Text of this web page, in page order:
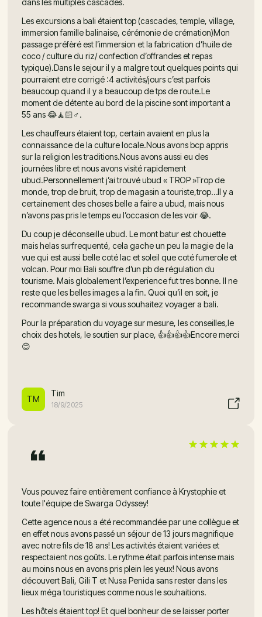
dans les multiples cascades.
Les excursions a bali étaient top (cascades, temple, village,
immersion famille balinaise, cérémonie de crémation)Mon
passage préfèré est l’immersion et la fabrication d’huile de
coco / culture du riz/ confection d’offrandes et repas
typique).Dans le sejour il y a malgre tout quelques points qui
pourraient etre corrigé :4 activités/jours c’est parfois
beaucoup quand il y a beaucoup de tps de route.Le
moment de détente au bord de la piscine sont important a
55 ans 😂🧘🏻♂️.
Les chauffeurs étaient top, certain avaient en plus la
connaissance de la culture locale.Nous avons bcp appris
sur la religion les traditions.Nous avons aussi eu des
journées libre et nous avons visité rapidement
ubud.Personnellement j’ai trouvé ubud « TROP »Trop de
monde, trop de bruit, trop de magasin a touriste,trop…Il y a
certainement des choses belle a faire a ubud, mais nous
n’avons pas pris le temps eu l’occasion de les voir 😂.
Du coup je déconseille ubud. Le mont batur est chouette
mais helas surfrequenté, cela gache un peu la magie de la
vue qui est aussi belle coté lac et soleil que coté fumerole et
volcan. Pour moi Bali souffre d’un pb de régulation du
tourisme. Mais globalement l’experience fut tres bonne. Il ne
reste que les belles images a la fin. Quoi qu’il en soit, je
recommande swarga si vous souhaitez voyager a bali.
Pour la préparation du voyage sur mesure, les conseilles,le
choix des hotels, le soutien sur place, 👍👍👍👍Encore merci
😊
TM
Tim
18/9/2025
Vous pouvez faire entièrement confiance à Krystophie et
toute l'équipe de Swarga Odyssey!
Cette agence nous a été recommandée par une collègue et
en effet nous avons passé un séjour de 13 jours magnifique
avec notre fils de 18 ans! Les activités étaient variées et
respectaient nos goûts. Le rythme était parfois intense mais
au moins nous en avons pris plein les yeux! Nous avons
découvert Bali, Gili T et Nusa Penida sans rester dans les
lieux méga touristiques comme nous le souhaitions.
Les hôtels étaient top! Et quel bonheur de se laisser porter